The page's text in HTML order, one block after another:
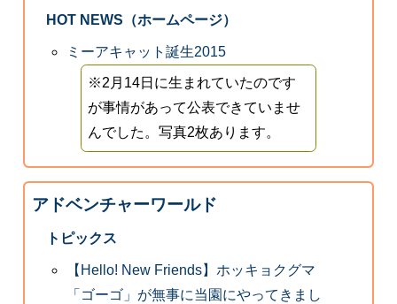
HOT NEWS（ホームページ）
ミーアキャット誕生2015
※2月14日に生まれていたのです
が事情があって公表できていませ
んでした。写真2枚あります。
アドベンチャーワールド
トピックス
【Hello! New Friends】ホッキョクグマ
「ゴーゴ」が無事に当園にやってきまし